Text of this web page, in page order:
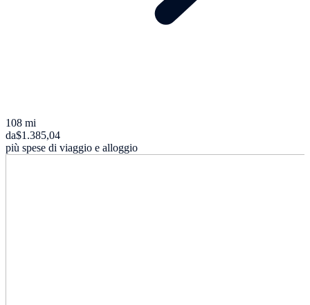
108 mi
da$1.385,04
più spese di viaggio e alloggio